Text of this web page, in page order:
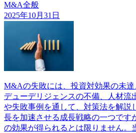
M&A全般
2025年10月31日
M&Aの失敗には、投資対効果の未達
デューデリジェンスの不備、人材流
や失敗事例を通して、対策法を解説
長を加速させる成長戦略の一つです
の効果が得られるとは限りません。